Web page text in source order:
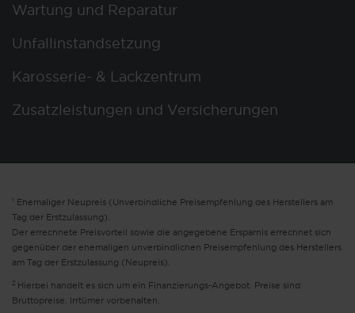
Wartung und Reparatur
Unfallinstandsetzung
Karosserie- & Lackzentrum
Zusatzleistungen und Versicherungen
1 Ehemaliger Neupreis (Unverbindliche Preisempfehlung des Herstellers am
Tag der Erstzulassung).
Der errechnete Preisvorteil sowie die angegebene Ersparnis errechnet sich
gegenüber der ehemaligen unverbindlichen Preisempfehlung des Herstellers
am Tag der Erstzulassung (Neupreis).
2 Hierbei handelt es sich um ein Finanzierungs-Angebot. Preise sind
Bruttopreise. Irrtümer vorbehalten.